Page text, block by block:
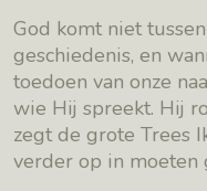
God komt niet
geschiedenis, en
toedoen van onze
wie Hij spreekt. Hij
zegt de grote Trees
verder op in moeten